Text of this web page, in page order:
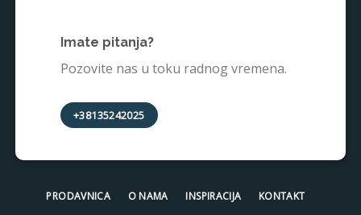
Imate pitanja?
Pozovite nas u toku radnog vremena.
+38135242025
PRODAVNICA O NAMA INSPIRACIJA KONTAKT